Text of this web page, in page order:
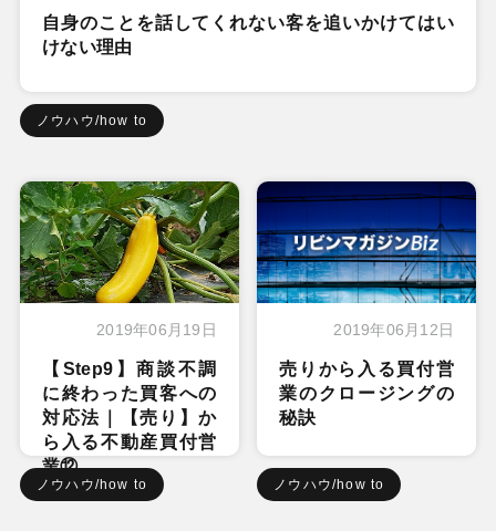
自身のことを話してくれない客を追いかけてはい
けない理由
ノウハウ/how to
2019年06月19日
【Step9】商談不調
に終わった買客への
対応法｜【売り】か
ら入る不動産買付営
業⑫
ノウハウ/how to
2019年06月12日
売りから入る買付営
業のクロージングの
秘訣
ノウハウ/how to